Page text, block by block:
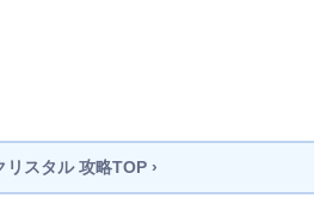
リスタル攻略TOP ›